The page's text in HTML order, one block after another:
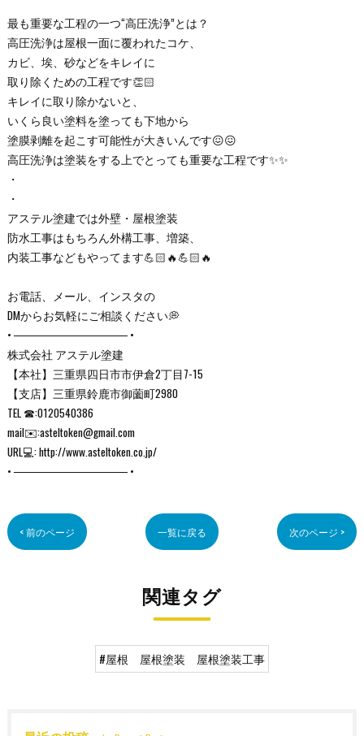
最も重要な工程の一つ“高圧洗浄”とは？
高圧洗浄は屋根一面に覆われたコケ、
カビ、埃、砂などをキレイに
取り除くための工程です👏🏻
キレイに取り除かないと、
いくら良い塗料を塗っても下地から
塗膜剥離を起こす可能性が大きいんです😖😖
高圧洗浄は塗装をする上でとっても重要な工程です✨✨
・
・
アステル塗建では外壁・屋根塗装
防水工事はもちろん外構工事、増築、
内装工事などもやってます💪🏻🔥💪🏻🔥
お電話、メール、インスタの
DMからお気軽にご相談ください💭
• ────────────── •
株式会社 アステル塗建
【本社】三重県四日市市伊倉2丁目7-15
【支店】三重県鈴鹿市御薗町2980
TEL ☎:0120540386
mail✉️:asteltoken@gmail.com
URL💻: http://www.asteltoken.co.jp/
• ────────────── •
< 前のページ 一覧に戻る 次のページ >
関連タグ
#屋根 屋根塗装 屋根塗装工事